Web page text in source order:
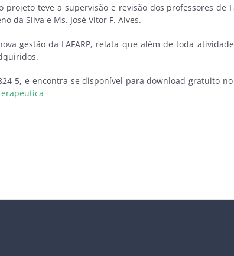
teve a supervisão e revisão dos professores de
da Silva e Ms. José Vitor F. Alves.
gestão da LAFARP, relata que além de toda
5, e encontra-se disponível para download gratuito